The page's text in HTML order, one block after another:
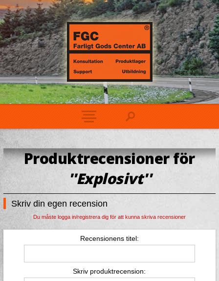
Produktrecensioner för
Explosivt
Skriv din egen recension
Du måste logga in/registrera dig för att kunna skriva recensioner
Recensionens titel:
Skriv produktrecension: